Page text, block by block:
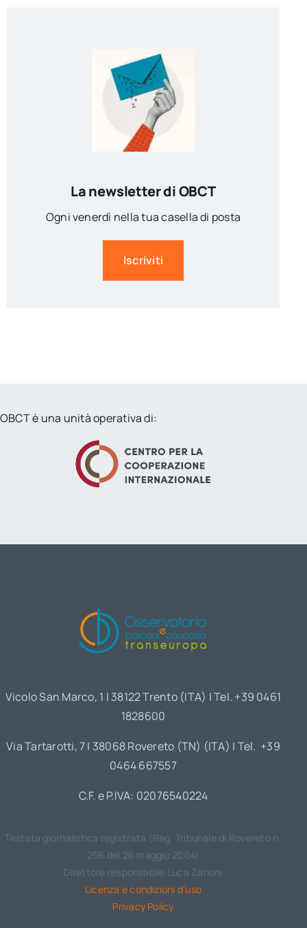
La newsletter di OBCT
Ogni venerdì nella tua casella di posta
Iscriviti
OBCT è una unità operativa di:
Vicolo San Marco, 1 | 38122 Trento (ITA) | Tel. +39 0461
1828600
Via Tartarotti, 7 | 38068 Rovereto (TN) (ITA) | Tel. +39
0464 667557
C.F. e P.IVA: 02076540224
Testata giornalistica registrata (Reg. Tribunale di Rovereto n.
256 del 26 maggio 2004)
Direttore responsabile Luca Zanoni
Licenza e condizioni d’uso
Privacy Policy